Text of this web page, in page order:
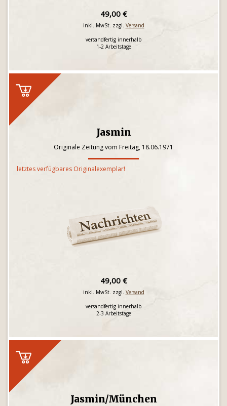
49,00 €
inkl. MwSt. zzgl. Versand
versandfertig innerhalb
1-2 Arbeitstage
Jasmin
Originale Zeitung vom Freitag, 18.06.1971
letztes verfügbares Originalexemplar!
49,00 €
inkl. MwSt. zzgl. Versand
versandfertig innerhalb
2-3 Arbeitstage
Jasmin/München